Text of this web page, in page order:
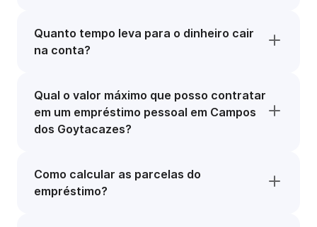
Quanto tempo leva para o dinheiro cair
na conta?
Qual o valor máximo que posso contratar
em um empréstimo pessoal em Campos
dos Goytacazes?
Como calcular as parcelas do
empréstimo?